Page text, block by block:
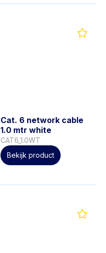
Cat. 6 network cable
1.0 mtr white
CAT6_1.0WT
Bekijk product